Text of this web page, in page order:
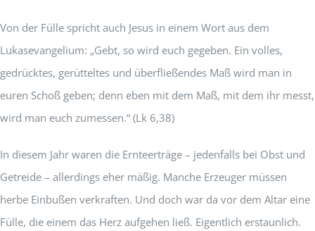
Von der Fülle spricht auch Jesus in einem Wort aus dem
Lukasevangelium: „Gebt, so wird euch gegeben. Ein volles,
gedrücktes, gerütteltes und überfließendes Maß wird man in
euren Schoß geben; denn eben mit dem Maß, mit dem ihr messt,
wird man euch zumessen.“ (Lk 6,38)
In diesem Jahr waren die Ernteerträge – jedenfalls bei Obst und
Getreide – allerdings eher mäßig. Manche Erzeuger müssen
herbe Einbußen verkraften. Und doch war da vor dem Altar eine
Fülle, die einem das Herz aufgehen ließ. Eigentlich erstaunlich.